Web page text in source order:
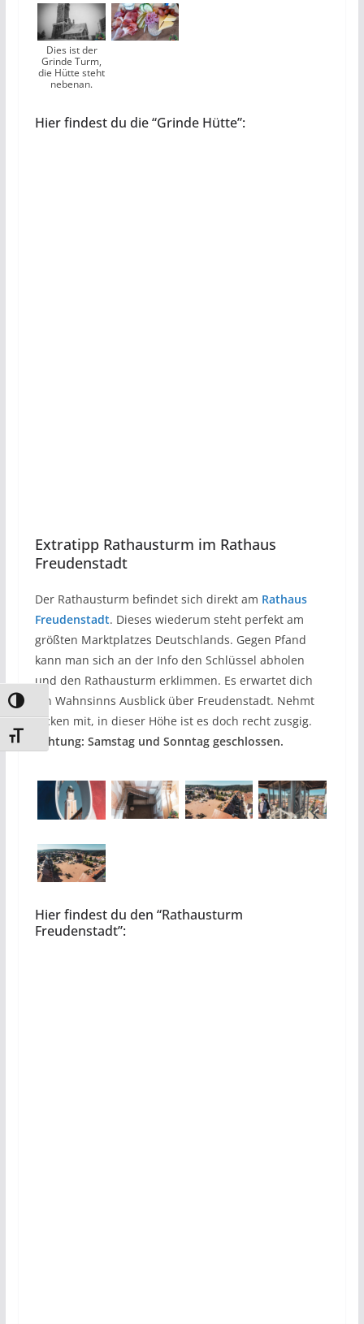
Umschalten auf hohe Kontraste
Schrift vergrößern
Dies ist der
Grinde Turm,
die Hütte steht
nebenan.
Hier findest du die “Grinde Hütte”:
Extratipp Rathausturm im Rathaus
Freudenstadt
Der Rathausturm befindet sich direkt am Rathaus
Freudenstadt. Dieses wiederum steht perfekt am
größten Marktplatzes Deutschlands. Gegen Pfand
kann man sich an der Info den Schlüssel abholen
und den Rathausturm erklimmen. Es erwartet dich
ein Wahnsinns Ausblick über Freudenstadt. Nehmt
Jacken mit, in dieser Höhe ist es doch recht zusgig.
Achtung: Samstag und Sonntag geschlossen.
Hier findest du den “Rathausturm
Freudenstadt”: